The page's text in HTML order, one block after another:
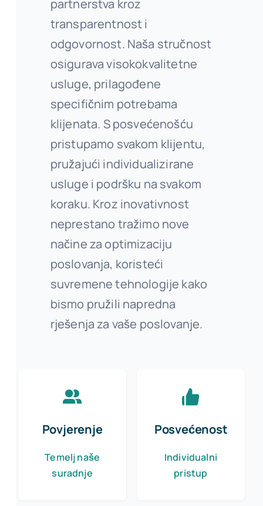
partnerstva kroz
transparentnost i
odgovornost. Naša stručnost
osigurava visokokvalitetne
usluge, prilagođene
specifičnim potrebama
klijenata. S posvećenošću
pristupamo svakom klijentu,
pružajući individualizirane
usluge i podršku na svakom
koraku. Kroz inovativnost
neprestano tražimo nove
načine za optimizaciju
poslovanja, koristeći
suvremene tehnologije kako
bismo pružili napredna
rješenja za vaše poslovanje.
Povjerenje
Temelj naše
suradnje
Posvećenost
Individualni
pristup